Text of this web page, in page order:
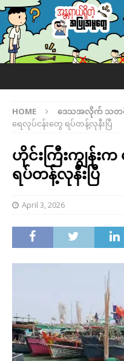
HOME ဒေသအလိုက် သတ
ရေလုပ်ငန်းတွေ ရပ်တန့်လုနီးပြီ
ဟိုင်းကြီးကျွန်း
ရပ်တန့်လုနီးပြီ
April 3, 2026